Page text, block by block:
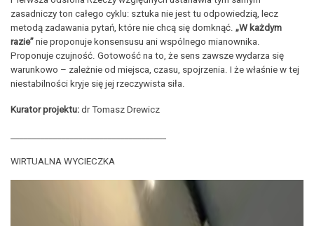
zasadniczy ton całego cyklu: sztuka nie jest tu odpowiedzią, lecz
metodą zadawania pytań, które nie chcą się domknąć. „W każdym
razie” nie proponuje konsensusu ani wspólnego mianownika.
Proponuje czujność. Gotowość na to, że sens zawsze wydarza się
warunkowo – zależnie od miejsca, czasu, spojrzenia. I że właśnie w tej
niestabilności kryje się jej rzeczywista siła.
Kurator projektu: dr Tomasz Drewicz
WIRTUALNA WYCIECZKA